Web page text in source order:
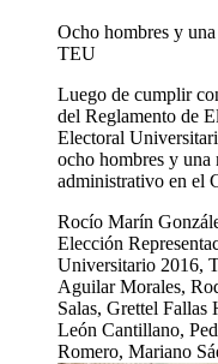
Ocho hombres y
TEU
Luego de cumplir
del Reglamento de
Electoral
ocho hombres y una
administrativo en el
Rocío Marín
Elección
Universitario 2016,
Aguilar Morales,
Salas, Grettel
León Cantillano,
Romero, Mariano